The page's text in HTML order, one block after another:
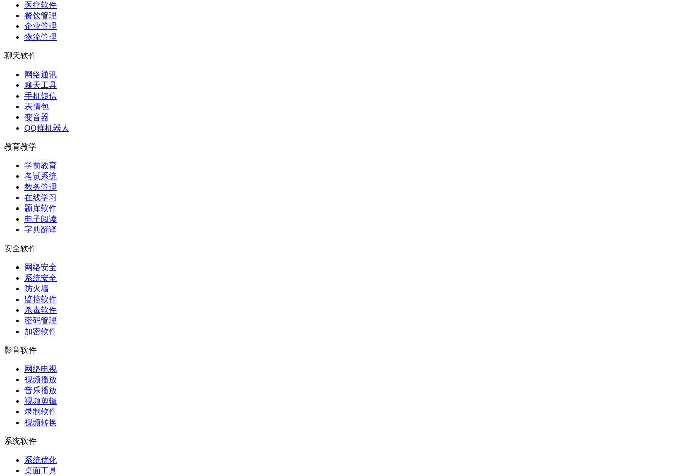
医疗软件
餐饮管理
企业管理
物流管理
聊天软件
网络通讯
聊天工具
手机短信
表情包
变音器
QQ群机器人
教育教学
学前教育
考试系统
教务管理
在线学习
题库软件
电子阅读
字典翻译
安全软件
网络安全
系统安全
防火墙
监控软件
杀毒软件
密码管理
加密软件
影音软件
网络电视
视频播放
音乐播放
视频剪辑
录制软件
视频转换
系统软件
系统优化
桌面工具